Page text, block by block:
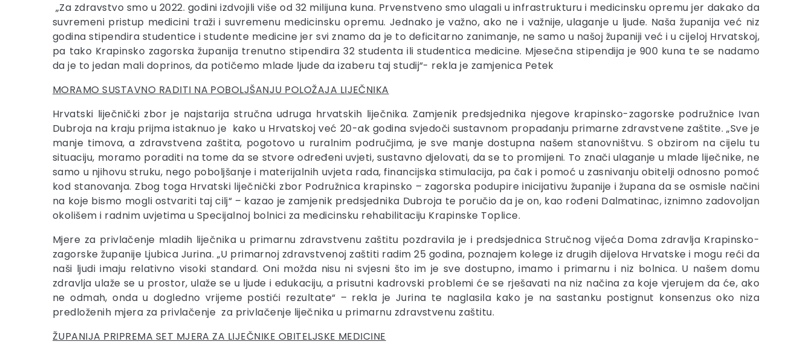
„Za zdravstvo smo u 2022. godini izdvojili više od 32 milijuna kuna. Prvenstveno smo ulagali u infrastrukturu i medicinsku opremu jer dakako da
suvremeni pristup medicini traži i suvremenu medicinsku opremu. Jednako je važno, ako ne i važnije, ulaganje u ljude. Naša županija već niz
godina stipendira studentice i studente medicine jer svi znamo da je to deficitarno zanimanje, ne samo u našoj županiji već i u cijeloj Hrvatskoj,
pa tako Krapinsko zagorska županija trenutno stipendira 32 studenta ili studentica medicine. Mjesečna stipendija je 900 kuna te se nadamo
da je to jedan mali doprinos, da potičemo mlade ljude da izaberu taj studij“- rekla je zamjenica Petek
MORAMO SUSTAVNO RADITI NA POBOLJŠANJU POLOŽAJA LIJEČNIKA
Hrvatski liječnički zbor je najstarija stručna udruga hrvatskih liječnika. Zamjenik predsjednika njegove krapinsko-zagorske podružnice Ivan
Dubroja na kraju prijma istaknuo je kako u Hrvatskoj već 20-ak godina svjedoči sustavnom propadanju primarne zdravstvene zaštite. „Sve je
manje timova, a zdravstvena zaštita, pogotovo u ruralnim područjima, je sve manje dostupna našem stanovništvu. S obzirom na cijelu tu
situaciju, moramo poraditi na tome da se stvore određeni uvjeti, sustavno djelovati, da se to promijeni. To znači ulaganje u mlade liječnike, ne
samo u njihovu struku, nego poboljšanje i materijalnih uvjeta rada, financijska stimulacija, pa čak i pomoć u zasnivanju obitelji odnosno pomoć
kod stanovanja. Zbog toga Hrvatski liječnički zbor Podružnica krapinsko – zagorska podupire inicijativu županije i župana da se osmisle načini
na koje bismo mogli ostvariti taj cilj“ – kazao je zamjenik predsjednika Dubroja te poručio da je on, kao rođeni Dalmatinac, iznimno zadovoljan
okolišem i radnim uvjetima u Specijalnoj bolnici za medicinsku rehabilitaciju Krapinske Toplice.
Mjere za privlačenje mladih liječnika u primarnu zdravstvenu zaštitu pozdravila je i predsjednica Stručnog vijeća Doma zdravlja Krapinsko-
zagorske županije Ljubica Jurina. „U primarnoj zdravstvenoj zaštiti radim 25 godina, poznajem kolege iz drugih dijelova Hrvatske i mogu reći da
naši ljudi imaju relativno visoki standard. Oni možda nisu ni svjesni što im je sve dostupno, imamo i primarnu i niz bolnica. U našem domu
zdravlja ulaže se u prostor, ulaže se u ljude i edukaciju, a prisutni kadrovski problemi će se rješavati na niz načina za koje vjerujem da će, ako
ne odmah, onda u dogledno vrijeme postići rezultate“ – rekla je Jurina te naglasila kako je na sastanku postignut konsenzus oko niza
predloženih mjera za privlačenje za privlačenje liječnika u primarnu zdravstvenu zaštitu.
ŽUPANIJA PRIPREMA SET MJERA ZA LIJEČNIKE OBITELJSKE MEDICINE